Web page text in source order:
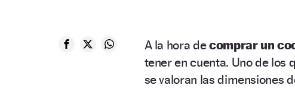
A la hora decomprar un
tener en cuenta. Uno de los
se valoran las dimensiones